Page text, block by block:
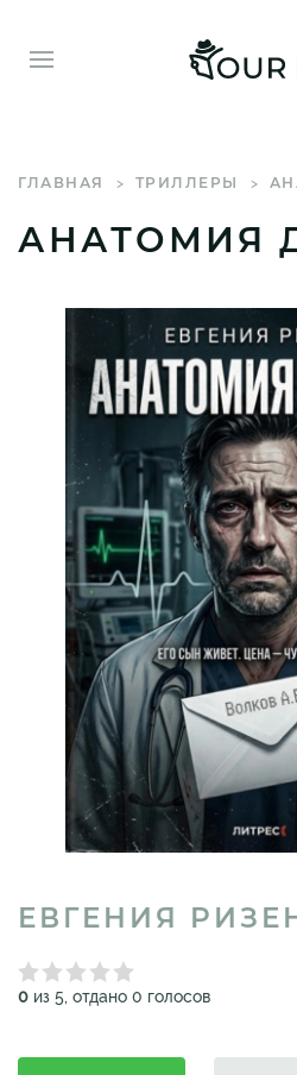
ГЛАВНАЯ ТРИЛЛЕРЫ
АНАТОМИЯ
ЕВГЕНИЯ
0 из 5, отдано 0 голосов